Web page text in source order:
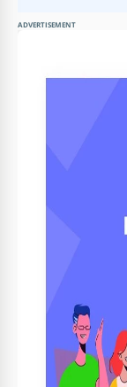
ADVERTISEMENT